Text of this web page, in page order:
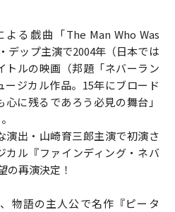
る戯曲「The Man Who Was
デップ主演で2004年（日本では
トルの映画（邦題「ネバーラン
ージカル作品。15年にブロード
に残るであろう必見の舞台」
演出・山崎育三郎主演で初演さ
カル『ファインディング・ネバ
の再演決定！
物語の主人公で名作『ピータ